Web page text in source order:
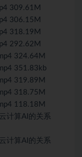
309.61M
306.15M
318.19M
292.62M
324.64M
351.83kb
319.89M
318.75M
118.18M
计算AI的关系
计算AI的关系